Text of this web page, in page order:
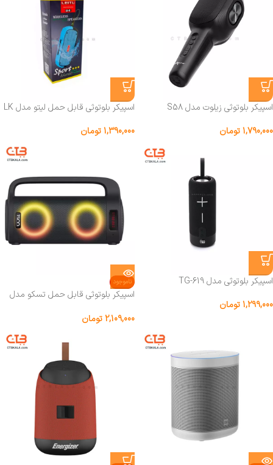
اسپیکر بلوتوثی زیلوت مدل S58
1,790,000تومان
اسپیکر بلوتوثی قابل حمل لیتو مدل LK
1,390,000تومان
اسپیکر بلوتوثی مدل TG-619
1,299,000تومان
ناموجود
اسپیکر بلوتوثی قابل حمل تسکو مدل
2,109,000تومان